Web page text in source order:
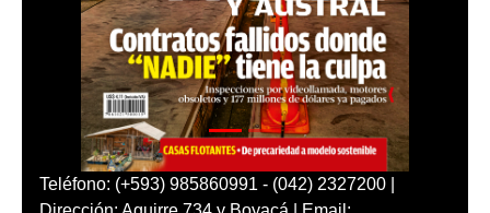
Teléfono: (+593) 985860991 - (042) 2327200 |